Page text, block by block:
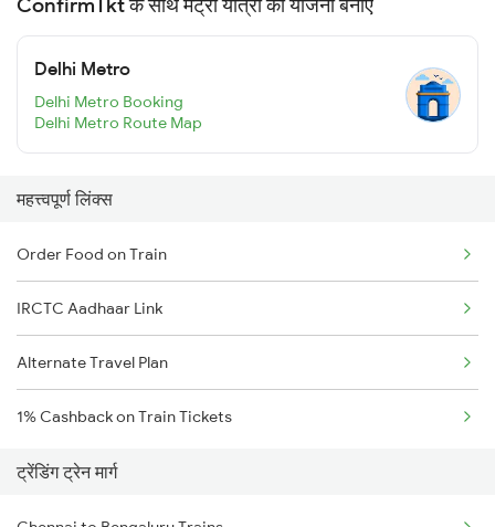
ConfirmTkt के साथ मेट्रो यात्रा की योजना बनाएं
Delhi Metro
Delhi Metro Booking
Delhi Metro Route Map
महत्त्वपूर्ण लिंक्स
Order Food on Train
IRCTC Aadhaar Link
Alternate Travel Plan
1% Cashback on Train Tickets
ट्रेंडिंग ट्रेन मार्ग